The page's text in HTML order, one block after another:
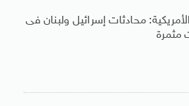
محادثات إسرائيل ولبنان فى
مثمرة